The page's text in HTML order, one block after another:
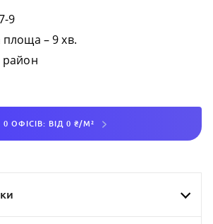
9
площа – 9 хв.
район
0 ОФІСІВ: ВІД 0 ₴/М²